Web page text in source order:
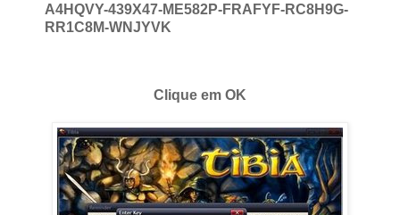
A4HQVY-439X47-ME582P-FRAFYF-RC8H9G-
RR1C8M-WNJYVK
Clique em OK